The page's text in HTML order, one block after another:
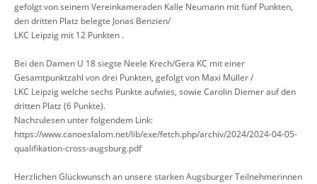
gefolgt von seinem Vereinkameraden Kalle Neumann mit fünf Punkten,
den dritten Platz belegte Jonas Benzien/
LKC Leipzig mit 12 Punkten .
Bei den Damen U 18 siegte Neele Krech/Gera KC mit einer
Gesamtpunktzahl von drei Punkten, gefolgt von Maxi Müller /
LKC Leipzig welche sechs Punkte aufwies, sowie Carolin Diemer auf den
dritten Platz (6 Punkte).
Nachzulesen unter folgendem Link:
https://www.canoeslalom.net/lib/exe/fetch.php/archiv/2024/2024-04-05-
qualifikation-cross-augsburg.pdf
Herzlichen Glückwunsch an unsere starken Augsburger Teilnehmerinnen